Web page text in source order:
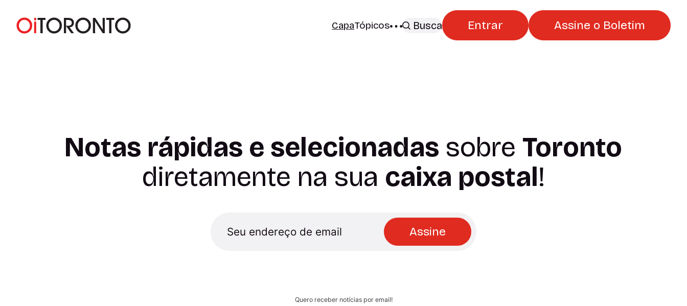
CapaTópicos Busca Entrar Assine o Boletim
Notas rápidas e selecionadas sobre Toronto
diretamente na sua caixa postal!
Assine
Quero receber notícias por email!